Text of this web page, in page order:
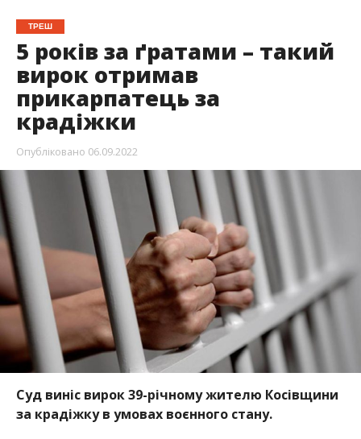
ТРЕШ
5 років за ґратами – такий
вирок отримав
прикарпатець за
крадіжки
Опубліковано 06.09.2022
Суд виніс вирок 39-річному жителю Косівщини
за крадіжку в умовах воєнного стану.